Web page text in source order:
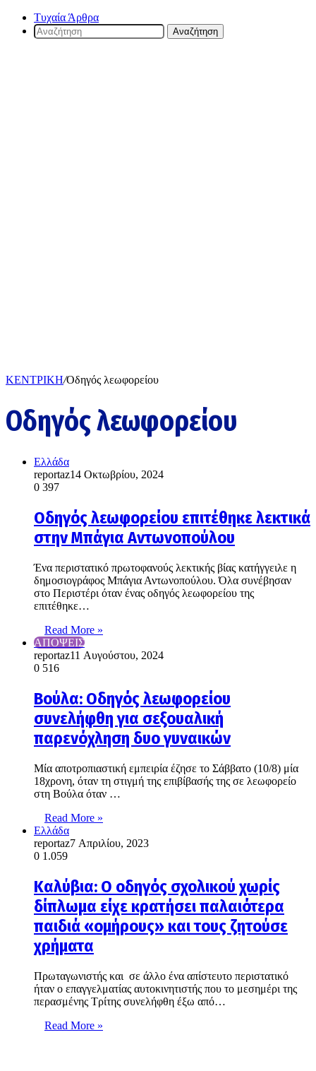
Τυχαία Άρθρα
Αναζήτηση
ΚΕΝΤΡΙΚΗ/Οδηγός λεωφορείου
Οδηγός λεωφορείου
Ελλάδα
reportaz14 Οκτωβρίου, 2024
0 397
Οδηγός λεωφορείου επιτέθηκε λεκτικά
στην Μπάγια Αντωνοπούλου
Ένα περιστατικό πρωτοφανούς λεκτικής βίας κατήγγειλε η
δημοσιογράφος Μπάγια Αντωνοπούλου. Όλα συνέβησαν
στο Περιστέρι όταν ένας οδηγός λεωφορείου της
επιτέθηκε…
Read More »
ΑΠΟΨΕΙΣ
reportaz11 Αυγούστου, 2024
0 516
Βούλα: Οδηγός λεωφορείου
συνελήφθη για σεξουαλική
παρενόχληση δυο γυναικών
Μία αποτροπιαστική εμπειρία έζησε το Σάββατο (10/8) μία
18χρονη, όταν τη στιγμή της επιβίβασής της σε λεωφορείο
στη Βούλα όταν …
Read More »
Ελλάδα
reportaz7 Απριλίου, 2023
0 1.059
Καλύβια: Ο οδηγός σχολικού χωρίς
δίπλωμα είχε κρατήσει παλαιότερα
παιδιά «ομήρους» και τους ζητούσε
χρήματα
Πρωταγωνιστής και σε άλλο ένα απίστευτο περιστατικό
ήταν ο επαγγελματίας αυτοκινητιστής που το μεσημέρι της
περασμένης Τρίτης συνελήφθη έξω από…
Read More »